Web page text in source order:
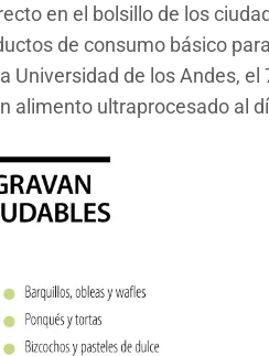
en el bolsillo de los
de consumo básico
Universidad de los Andes, el
alimento ultraprocesado al